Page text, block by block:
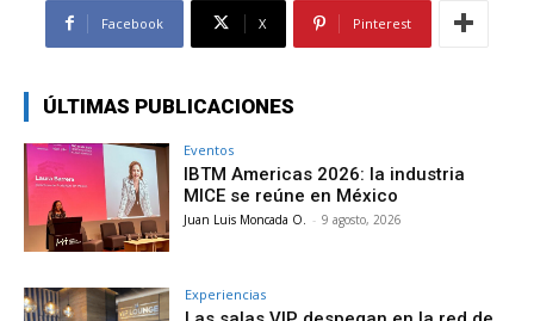
Facebook X Pinterest
ÚLTIMAS PUBLICACIONES
Eventos
IBTM Americas 2026: la industria
MICE se reúne en México
Juan Luis Moncada O. - 9 agosto, 2026
Experiencias